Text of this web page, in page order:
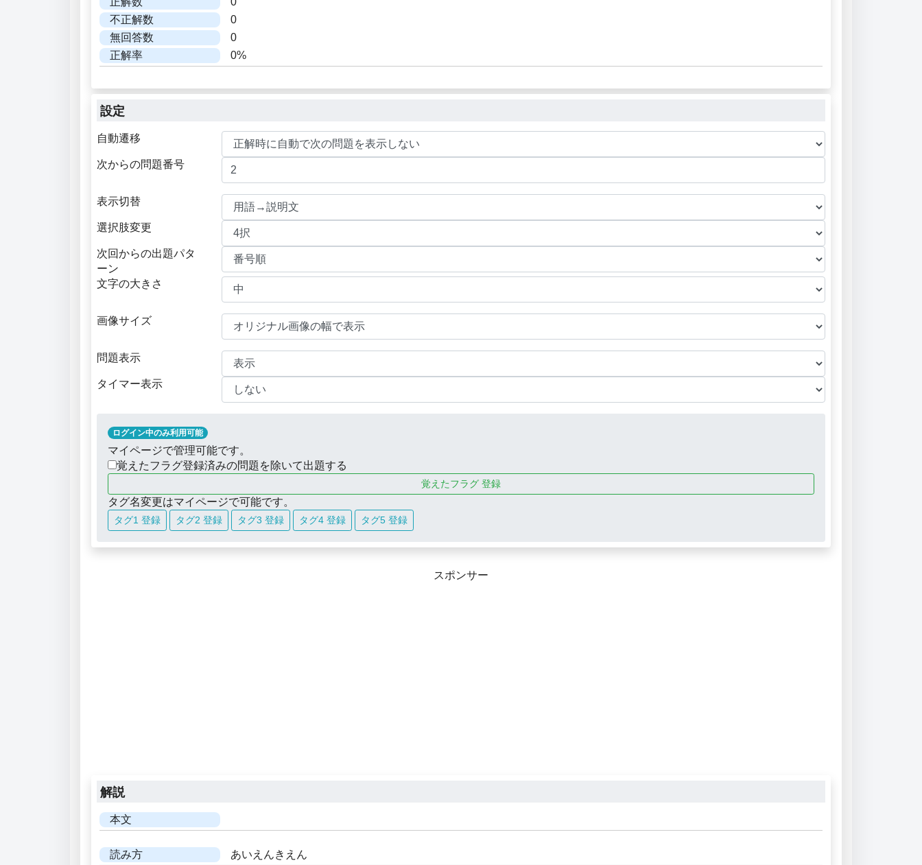
不正解数
0
無回答数
0
正解率
0%
設定
自動遷移
次からの問題番号
表示切替
選択肢変更
次回からの出題パタ
ーン
文字の大きさ
画像サイズ
問題表示
タイマー表示
ログイン中のみ利用可能
マイページで管理可能です。
覚えたフラグ登録済みの問題を除いて出題する
覚えたフラグ 登録
タグ名変更はマイページで可能です。
タグ1 登録 タグ2 登録 タグ3 登録 タグ4 登録 タグ5 登録
スポンサー
解説
本文
読み方 あいえんきえん